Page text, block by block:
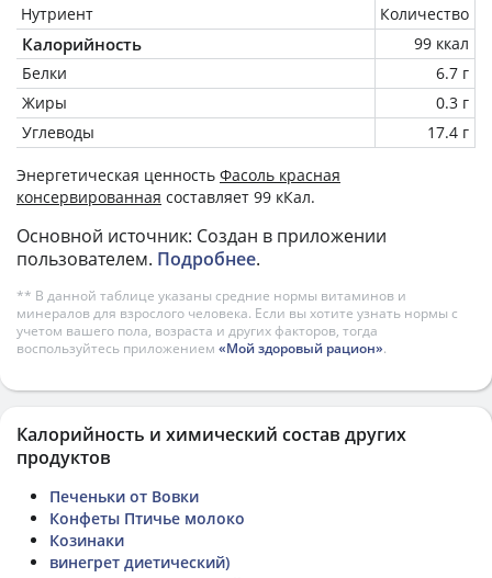
Нутриент
Количество
Калорийность
99 ккал
Белки
6.7 г
Жиры
0.3 г
Углеводы
17.4 г
Энергетическая ценность Фасоль красная
консервированная составляет 99 кКал.
Основной источник: Создан в приложении
пользователем. Подробнее.
** В данной таблице указаны средние нормы витаминов и
минералов для взрослого человека. Если вы хотите узнать нормы с
учетом вашего пола, возраста и других факторов, тогда
воспользуйтесь приложением «Мой здоровый рацион».
Калорийность и химический состав других
продуктов
Печеньки от Вовки
Конфеты Птичье молоко
Козинаки
винегрет диетический)